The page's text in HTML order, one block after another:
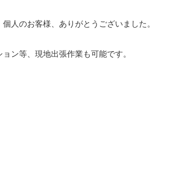
人のお客様、ありがとうございました。
ン等、現地出張作業も可能です。